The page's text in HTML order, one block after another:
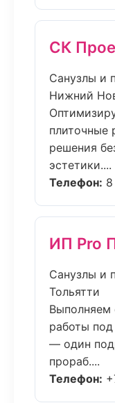
СК
Санузлы и
Нижний
плиточные
решения
эстетики....
Телефон:
ИП Pro
Санузлы и
Тольятти
Выполняем
работы
— один
прораб....
Телефон: